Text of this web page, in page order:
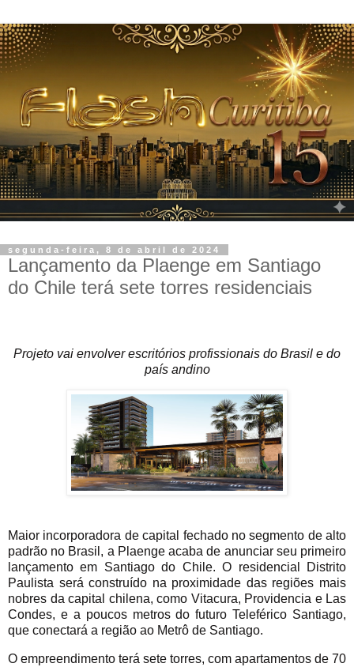
segunda-feira, 8 de abril de 2024
Lançamento da Plaenge em Santiago
do Chile terá sete torres residenciais
Projeto vai envolver escritórios profissionais do Brasil e do
país andino
Maior incorporadora de capital fechado no segmento de alto
padrão no Brasil, a Plaenge acaba de anunciar seu primeiro
lançamento em Santiago do Chile. O residencial Distrito
Paulista será construído na proximidade das regiões mais
nobres da capital chilena, como Vitacura, Providencia e Las
Condes, e a poucos metros do futuro Teleférico Santiago,
que conectará a região ao Metrô de Santiago.
O empreendimento terá sete torres, com apartamentos de 70